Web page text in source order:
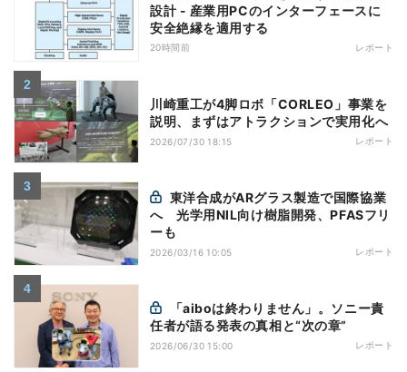
設計 - 産業用PCのインターフェースに
安全絶縁を適用する
20時間前 レポート
川崎重工が4脚ロボ「CORLEO」事業を
説明、まずはアトラクションで実用化へ
2026/07/30 18:15 レポート
へ 光学用NIL向け樹脂開発、PFASフリ
ーも
2026/03/16 10:05 レポート
任者が語る発表の真相と“次の章”
2026/06/30 15:00 レポート